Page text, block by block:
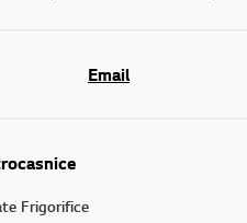
Email
Frigorifice